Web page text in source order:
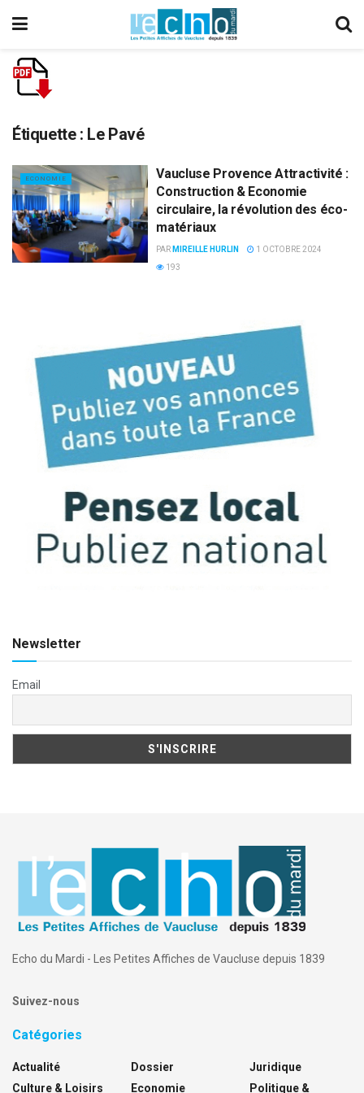
Étiquette : Le Pavé
ECONOMIE
Vaucluse Provence Attractivité :
Construction & Economie
circulaire, la révolution des éco-
matériaux
PAR MIREILLE HURLIN
1 OCTOBRE 2024
193
Newsletter
Email
Echo du Mardi - Les Petites Affiches de Vaucluse depuis 1839
Suivez-nous
Catégories
Actualité
Culture & Loisirs
Dossier
Economie
Juridique
Politique &